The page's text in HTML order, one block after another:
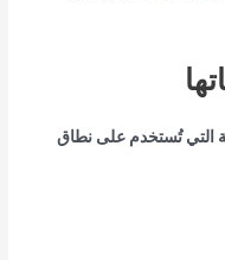
التي تُستخدم على نطاق